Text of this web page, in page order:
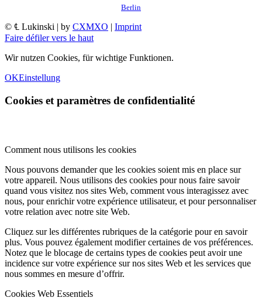
Berlin
© ℄ Lukinski | by CXMXO | Imprint
Faire défiler vers le haut
Wir nutzen Cookies, für wichtige Funktionen.
OKEinstellung
Cookies et paramètres de confidentialité
Comment nous utilisons les cookies
Nous pouvons demander que les cookies soient mis en place sur
votre appareil. Nous utilisons des cookies pour nous faire savoir
quand vous visitez nos sites Web, comment vous interagissez avec
nous, pour enrichir votre expérience utilisateur, et pour personnaliser
votre relation avec notre site Web.
Cliquez sur les différentes rubriques de la catégorie pour en savoir
plus. Vous pouvez également modifier certaines de vos préférences.
Notez que le blocage de certains types de cookies peut avoir une
incidence sur votre expérience sur nos sites Web et les services que
nous sommes en mesure d’offrir.
Cookies Web Essentiels